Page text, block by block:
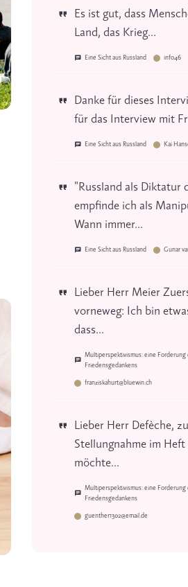
Es ist gut, dass
Land, das Krieg...
Eine Sicht aus Russland info46
Danke für dieses
für das Interview mit
Eine Sicht aus Russland Kai
"Russland als Diktatur
empfinde ich als
Wann immer...
Eine Sicht aus Russland Gunar
Lieber Herr Meier
vorneweg: Ich bin
dass...
Multiperspektivismus: eine Forderung
Friedensgedankens
franziskahurt@bluewin.ch
Lieber Herr Defèche,
Stellungnahme im
möchte...
Multiperspektivismus: eine Forderung
Friedensgedankens
guenther1302@email.de